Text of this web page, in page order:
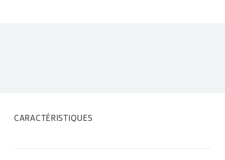
CARACTÉRISTIQUES